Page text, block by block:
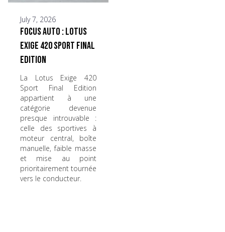
July 7, 2026
Focus Auto : Lotus
Exige 420 Sport Final
Edition
La Lotus Exige 420
Sport Final Edition
appartient à une
catégorie devenue
presque introuvable :
celle des sportives à
moteur central, boîte
manuelle, faible masse
et mise au point
prioritairement tournée
vers le conducteur.